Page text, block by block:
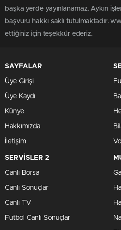
başka yerde yayınlanamaz. Aykırı
başvuru hakkı saklı tutulmaktadır.
ettiğiniz için teşekkür ederiz.
SAYFALAR
Üye Girişi
Üye Kaydı
Künye
Hakkımızda
İletişim
SERVİSLER 2
Canlı Borsa
Canlı Sonuçlar
Canlı TV
Futbol Canlı Sonuçlar